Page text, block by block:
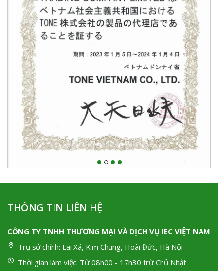
THÔNG TIN LIÊN HỆ
CÔNG TY TNHH THƯƠNG MẠI VÀ DỊCH VỤ IEC VIỆT NAM
Trụ sở chính: Lai Xá, Kim Chung, Hoài Đức, Hà Nội
Thời gian làm việc: Từ 08h00 - 17h30 trừ Chủ Nhật